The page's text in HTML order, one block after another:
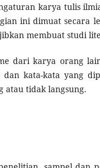
karya tulis
ini dimuat secara
membuat studi
dari karya orang
dan kata-kata yang
atau tidak langsung.